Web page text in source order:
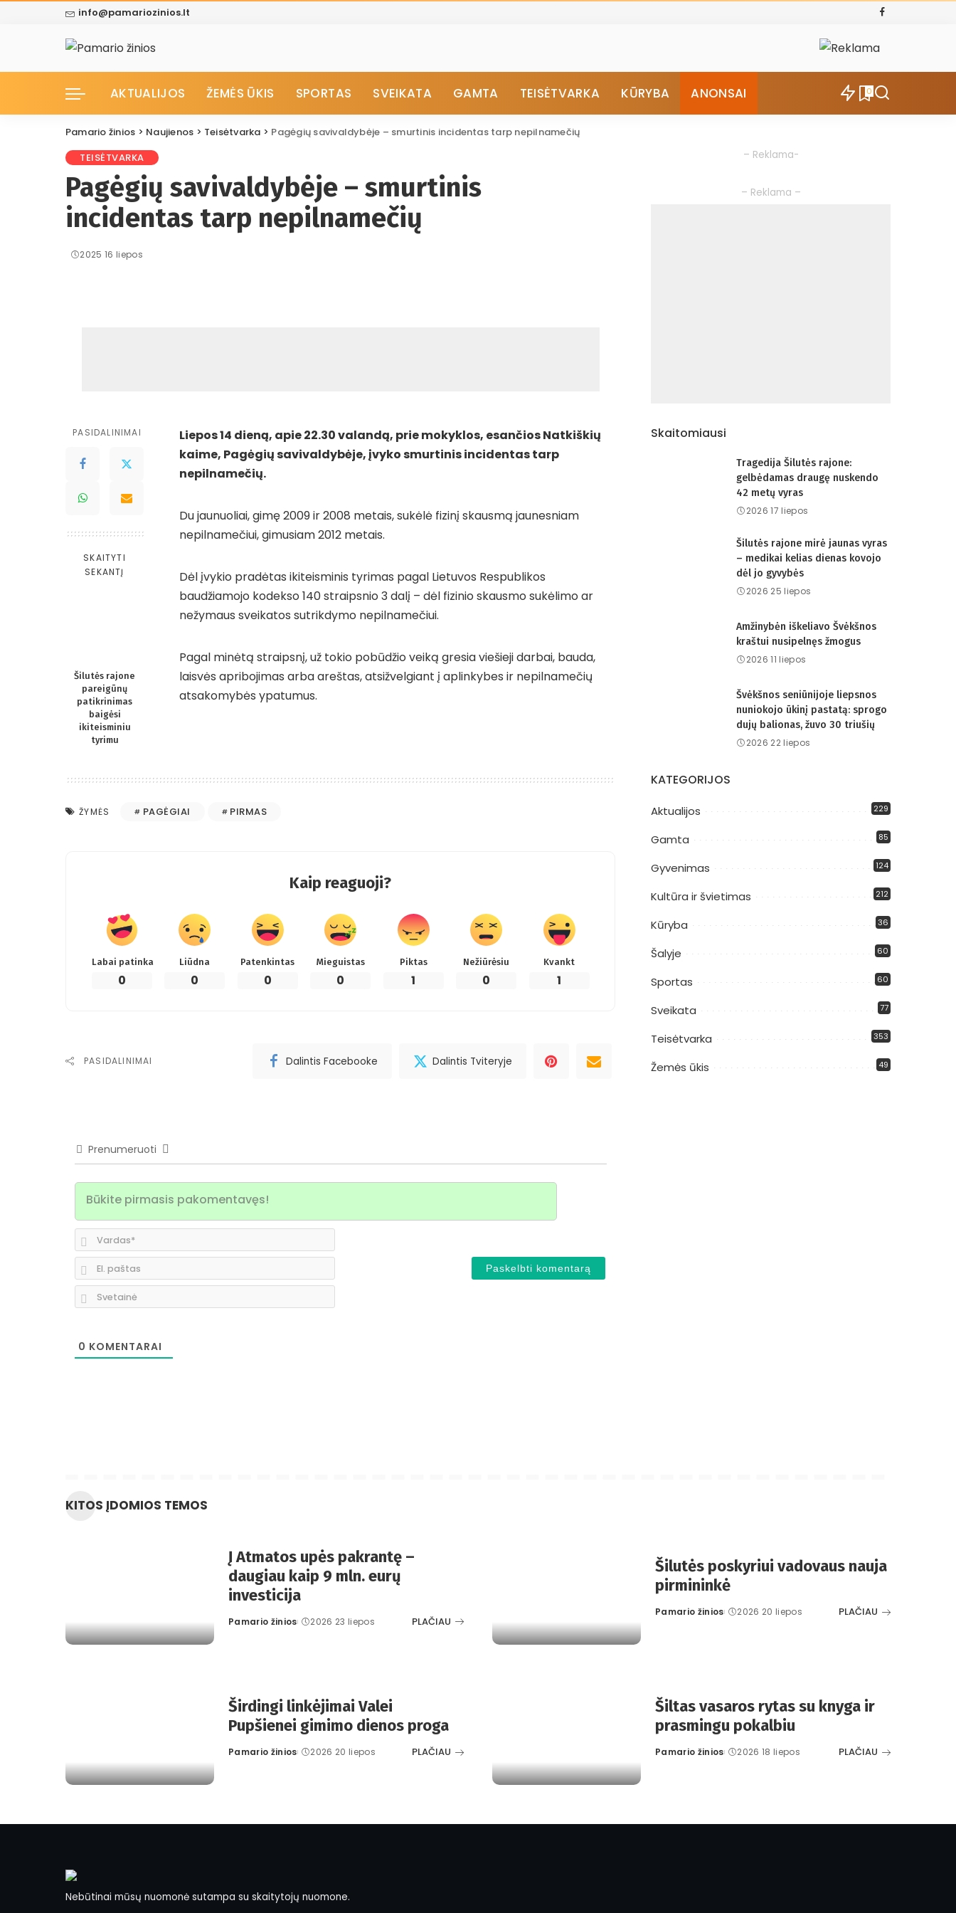
info@pamariozinios.lt
AKTUALIJOS ŽEMĖS ŪKIS SPORTAS SVEIKATA GAMTA TEISĖTVARKA KŪRYBA ANONSAI 0
Pamario žinios > Naujienos > Teisėtvarka > Pagėgių savivaldybėje – smurtinis incidentas tarp nepilnamečių
TEISĖTVARKA
Pagėgių savivaldybėje – smurtinis
incidentas tarp nepilnamečių
2025 16 liepos
PASIDALINIMAI
SKAITYTI
SEKANTĮ
Šilutės rajone
pareigūnų
patikrinimas
baigėsi
ikiteisminiu
tyrimu
Liepos 14 dieną, apie 22.30 valandą, prie mokyklos, esančios Natkiškių
kaime, Pagėgių savivaldybėje, įvyko smurtinis incidentas tarp
nepilnamečių.
Du jaunuoliai, gimę 2009 ir 2008 metais, sukėlė fizinį skausmą jaunesniam
nepilnamečiui, gimusiam 2012 metais.
Dėl įvykio pradėtas ikiteisminis tyrimas pagal Lietuvos Respublikos
baudžiamojo kodekso 140 straipsnio 3 dalį – dėl fizinio skausmo sukėlimo ar
nežymaus sveikatos sutrikdymo nepilnamečiui.
Pagal minėtą straipsnį, už tokio pobūdžio veiką gresia viešieji darbai, bauda,
laisvės apribojimas arba areštas, atsižvelgiant į aplinkybes ir nepilnamečių
atsakomybės ypatumus.
ŽYMĖS PAGĖGIAI PIRMAS
Kaip reaguoji?
Labai patinka
0
Liūdna
0
Patenkintas
0
Mieguistas
0
Piktas
1
Nežiūrėsiu
0
Kvankt
1
PASIDALINIMAI Dalintis Facebooke Dalintis Tviteryje
Prenumeruoti
paštas
0 KOMENTARAI
– Reklama-
– Reklama –
Skaitomiausi
Tragedija Šilutės rajone:
gelbėdamas draugę nuskendo
42 metų vyras
2026 17 liepos
Šilutės rajone mirė jaunas vyras
– medikai kelias dienas kovojo
dėl jo gyvybės
2026 25 liepos
Amžinybėn iškeliavo Švėkšnos
kraštui nusipelnęs žmogus
2026 11 liepos
Švėkšnos seniūnijoje liepsnos
nuniokojo ūkinį pastatą: sprogo
dujų balionas, žuvo 30 triušių
2026 22 liepos
KATEGORIJOS
Aktualijos 229
Gamta 85
Gyvenimas 124
Kultūra ir švietimas 212
Kūryba 36
Šalyje 60
Sportas 60
Sveikata 77
Teisėtvarka 353
Žemės ūkis 49
KITOS ĮDOMIOS TEMOS
Į Atmatos upės pakrantę –
daugiau kaip 9 mln. eurų
investicija
Posted
Pamario žinios 2026 23 liepos PLAČIAU
Šilutės poskyriui vadovaus nauja
pirmininkė
Posted
Pamario žinios 2026 20 liepos PLAČIAU
Širdingi linkėjimai Valei
Pupšienei gimimo dienos proga
Posted
Pamario žinios 2026 20 liepos PLAČIAU
Šiltas vasaros rytas su knyga ir
prasmingu pokalbiu
Posted
Pamario žinios 2026 18 liepos PLAČIAU
Nebūtinai mūsų nuomonė sutampa su skaitytojų nuomone.